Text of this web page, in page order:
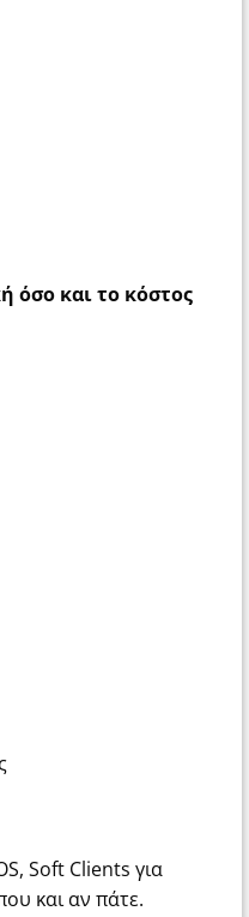
όσο και το κόστος
Soft Clients για
και αν πάτε.